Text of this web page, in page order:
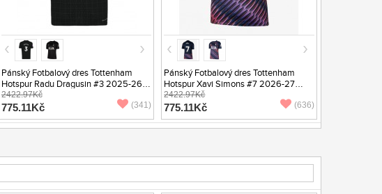
Pánský Fotbalový dres Tottenham
Hotspur Radu Dragusin #3 2025-26
Venkovní Krátký Rukáv
2422.97Kč
775.11Kč (341)
Pánský Fotbalový dres Tottenham
Hotspur Xavi Simons #7 2026-27
Venkovní Krátký Rukáv
2422.97Kč
775.11Kč (636)